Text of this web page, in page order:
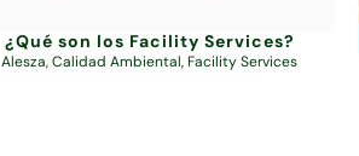
¿Qué son los Facility Services?
Alesza,Calidad Ambiental,Facility Services